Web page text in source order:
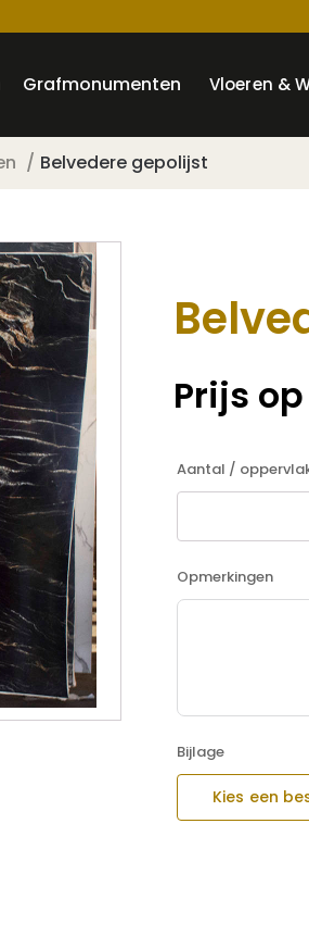
Grafmonumenten Vloeren &
Belvedere gepolijst
Prijs
Aantal /
Opmerkingen
Bijlage
Kies een